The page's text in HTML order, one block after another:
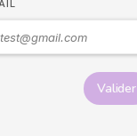
Valider